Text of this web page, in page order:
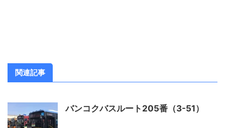
関連記事
バンコクバスルート205番（3-51）